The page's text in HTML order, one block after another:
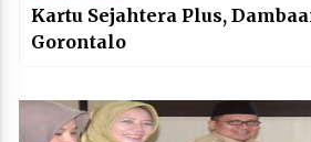
Kartu Sejahtera Plus,
Gorontalo